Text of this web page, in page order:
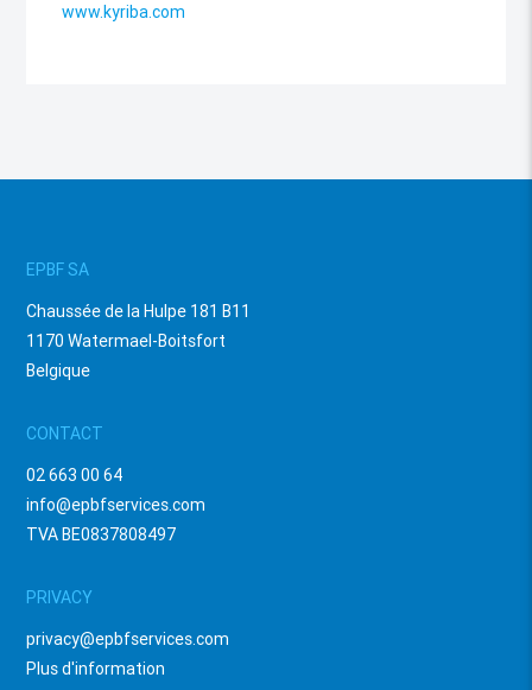
www.kyriba.com
EPBF SA
Chaussée de la Hulpe 181 B11
1170 Watermael-Boitsfort
Belgique
CONTACT
02 663 00 64
info@epbfservices.com
TVA BE0837808497
PRIVACY
privacy@epbfservices.com
Plus d'information